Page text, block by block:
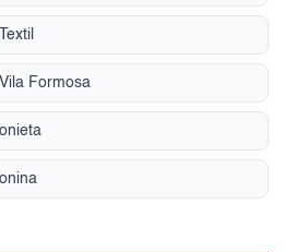
Formosa